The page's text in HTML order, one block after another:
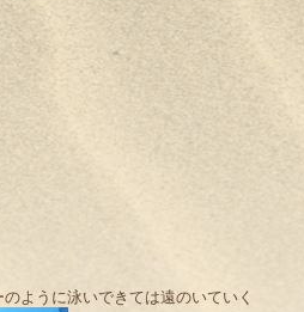
ように泳いできては遠のいていく